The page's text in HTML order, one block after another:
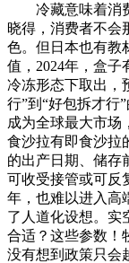
冷藏意味着消费
晓得，消费者不会
色。但日本也有教
值，2024年，盒子
冷冻形态下取出，
行”到“好包拆才行
成为全球最大市场
食沙拉有即食沙拉
的出产日期、储存
可收受接管或可反
年，也难以进入高
了人道化设想。实
合适？这些参数！
没有想到政策只会